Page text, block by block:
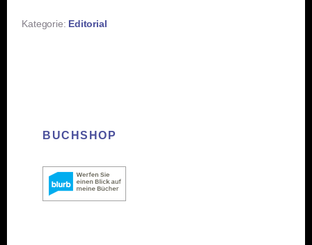
Kategorie: Editorial
BUCHSHOP